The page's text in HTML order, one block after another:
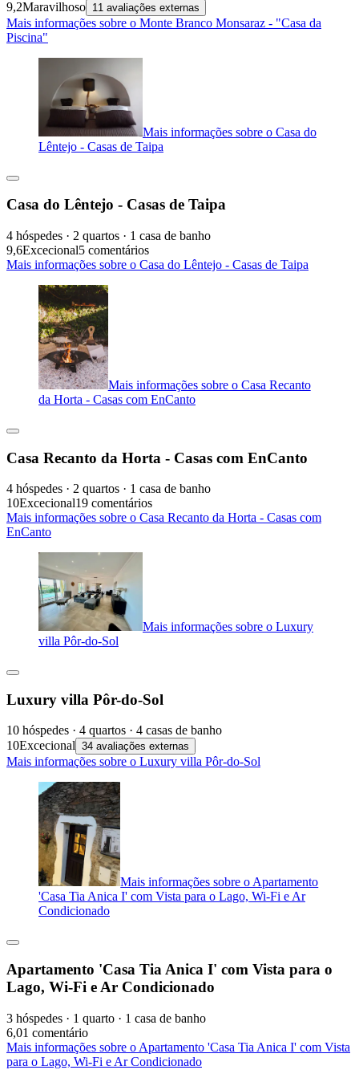
9,2Maravilhoso 11 avaliações externas
Mais informações sobre o Monte Branco Monsaraz - "Casa da
Piscina"
Mais informações sobre o Casa do
Lêntejo - Casas de Taipa
Casa do Lêntejo - Casas de Taipa
4 hóspedes · 2 quartos · 1 casa de banho
9,6Excecional5 comentários
Mais informações sobre o Casa do Lêntejo - Casas de Taipa
Mais informações sobre o Casa Recanto
da Horta - Casas com EnCanto
Casa Recanto da Horta - Casas com EnCanto
4 hóspedes · 2 quartos · 1 casa de banho
10Excecional19 comentários
Mais informações sobre o Casa Recanto da Horta - Casas com
EnCanto
Mais informações sobre o Luxury
villa Pôr-do-Sol
Luxury villa Pôr-do-Sol
10 hóspedes · 4 quartos · 4 casas de banho
10Excecional 34 avaliações externas
Mais informações sobre o Luxury villa Pôr-do-Sol
Mais informações sobre o Apartamento
'Casa Tia Anica I' com Vista para o Lago, Wi-Fi e Ar
Condicionado
Apartamento 'Casa Tia Anica I' com Vista para o
Lago, Wi-Fi e Ar Condicionado
3 hóspedes · 1 quarto · 1 casa de banho
6,01 comentário
Mais informações sobre o Apartamento 'Casa Tia Anica I' com Vista
para o Lago, Wi-Fi e Ar Condicionado